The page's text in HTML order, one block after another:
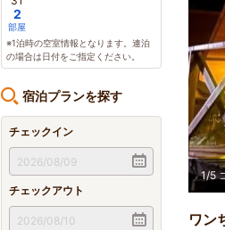
2
部屋
※1泊時の空室情報となります。連泊
の場合は日付をご指定ください。
宿泊プランを探す
チェックイン
チェックアウト
2/5
ワン